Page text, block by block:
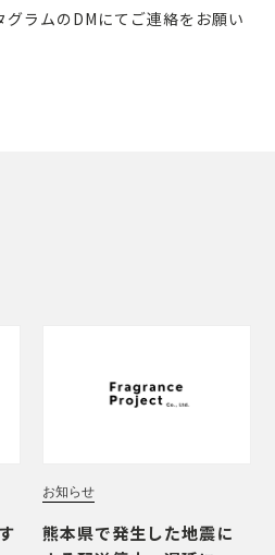
ラムのDMにてご連絡をお願い
お知らせ
熊本県で発生した地震に